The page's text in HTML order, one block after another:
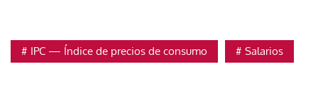
IPC — Índice de precios de consumo Salarios